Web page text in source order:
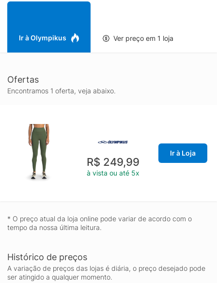
sua performance com segurança e estilo.
Ir à Olympikus Ver preço em 1 loja
Ofertas
Encontramos 1 oferta, veja abaixo.
R$ 249,99
à vista ou até 5x
Ir à Loja
* O preço atual da loja online pode variar de acordo com o
tempo da nossa última leitura.
Histórico de preços
A variação de preços das lojas é diária, o preço desejado pode
ser atingido a qualquer momento.